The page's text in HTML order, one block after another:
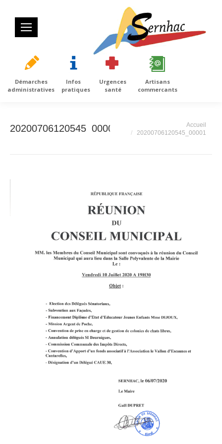
Démarches
administratives
Infos
pratiques
Urgences
santé
Artisans
commercants
20200706120545_00001
Accueil
20200706120545_00001